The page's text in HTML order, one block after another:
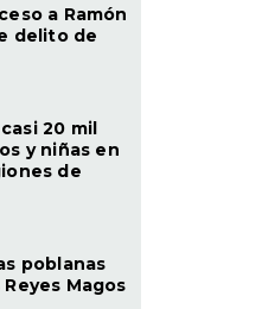
a Ramón
delito de
20 mil
y niñas en
de
poblanas
Magos